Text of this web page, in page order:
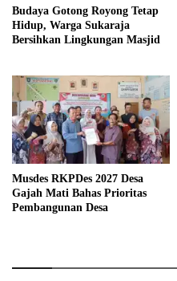
Budaya Gotong Royong Tetap
Hidup, Warga Sukaraja
Bersihkan Lingkungan Masjid
Musdes RKPDes 2027 Desa
Gajah Mati Bahas Prioritas
Pembangunan Desa